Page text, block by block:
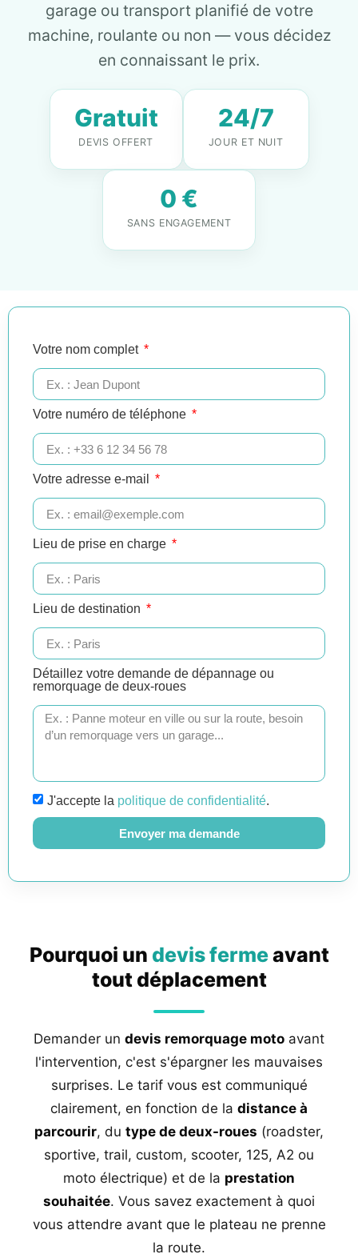
garage ou transport planifié de votre
machine, roulante ou non — vous décidez
en connaissant le prix.
Gratuit
DEVIS OFFERT
24/7
JOUR ET NUIT
0 €
SANS ENGAGEMENT
Votre nom complet
Votre numéro de téléphone
Votre adresse e-mail
Lieu de prise en charge
Lieu de destination
Détaillez votre demande de dépannage ou
remorquage de deux-roues
J'accepte la politique de confidentialité.
Envoyer ma demande
Pourquoi un devis fermeavant
tout déplacement
Demander un devis remorquage moto avant
l'intervention, c'est s'épargner les mauvaises
surprises. Le tarif vous est communiqué
clairement, en fonction de la distance à
parcourir, du type de deux-roues (roadster,
sportive, trail, custom, scooter, 125, A2 ou
moto électrique) et de la prestation
souhaitée. Vous savez exactement à quoi
vous attendre avant que le plateau ne prenne
la route.